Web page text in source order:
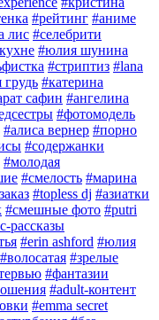
#рейтинг #аниме
лис #селебрити
#юлия шунина
#стриптиз #lana
грудь #катерина
сафин #ангелина
#фотомодель
#алиса вернер #порно
#содержанки
#молодая
#смелость #марина
#topless dj #азиатки
#смешные фото #putri
рассказы
#erin ashford #юлия
#волосатая #зрелые
#фантазии
#adult-контент
#emma secret